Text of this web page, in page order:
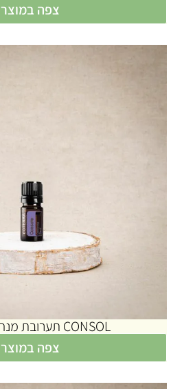
צפה במוצר
CONSOL תערובת מנחמת 5 מ"ל
צפה במוצר